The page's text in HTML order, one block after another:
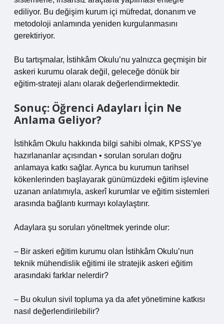
ediliyor. Bu değişim kurum içi müfredat, donanım ve
metodoloji anlamında yeniden kurgulanmasını
gerektiriyor.
Bu tartışmalar, İstihkâm Okulu’nu yalnızca geçmişin bir
askeri kurumu olarak değil, geleceğe dönük bir
eğitim‑strateji alanı olarak değerlendirmektedir.
Sonuç: Öğrenci Adayları İçin Ne
Anlama Geliyor?
İstihkâm Okulu hakkında bilgi sahibi olmak, KPSS’ye
hazırlananlar açısından • sorulan soruları doğru
anlamaya katkı sağlar. Ayrıca bu kurumun tarihsel
kökenlerinden başlayarak günümüzdeki eğitim işlevine
uzanan anlatımıyla, askerî kurumlar ve eğitim sistemleri
arasında bağlantı kurmayı kolaylaştırır.
Adaylara şu soruları yöneltmek yerinde olur:
– Bir askeri eğitim kurumu olan İstihkâm Okulu’nun
teknik mühendislik eğitimi ile stratejik askeri eğitim
arasındaki farklar nelerdir?
– Bu okulun sivil topluma ya da afet yönetimine katkısı
nasıl değerlendirilebilir?